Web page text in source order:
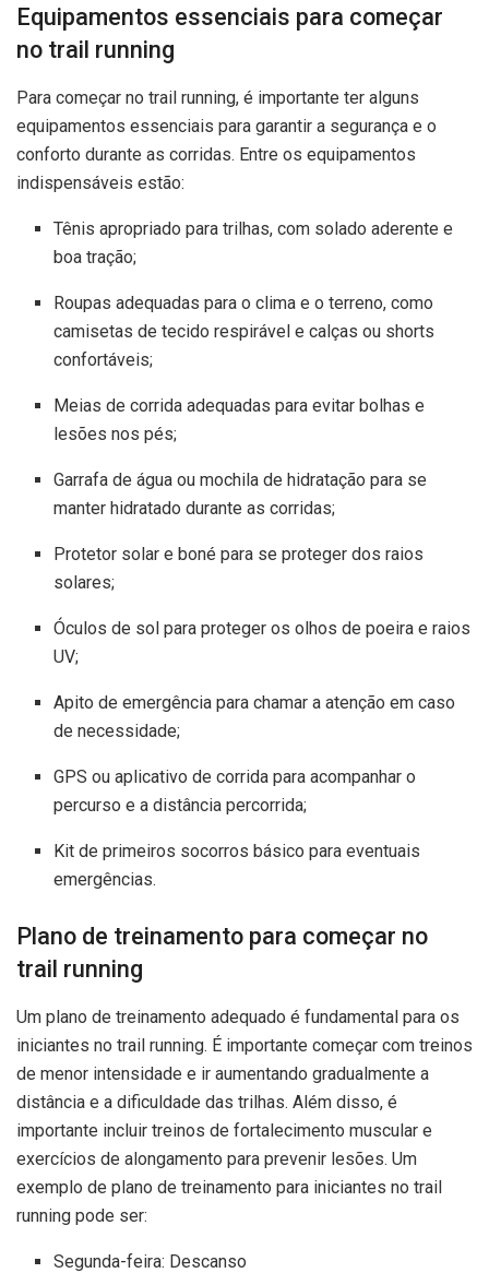
Equipamentos essenciais para começar
no trail running
Para começar no trail running, é importante ter alguns
equipamentos essenciais para garantir a segurança e o
conforto durante as corridas. Entre os equipamentos
indispensáveis estão:
Tênis apropriado para trilhas, com solado aderente e
boa tração;
Roupas adequadas para o clima e o terreno, como
camisetas de tecido respirável e calças ou shorts
confortáveis;
Meias de corrida adequadas para evitar bolhas e
lesões nos pés;
Garrafa de água ou mochila de hidratação para se
manter hidratado durante as corridas;
Protetor solar e boné para se proteger dos raios
solares;
Óculos de sol para proteger os olhos de poeira e raios
UV;
Apito de emergência para chamar a atenção em caso
de necessidade;
GPS ou aplicativo de corrida para acompanhar o
percurso e a distância percorrida;
Kit de primeiros socorros básico para eventuais
emergências.
Plano de treinamento para começar no
trail running
Um plano de treinamento adequado é fundamental para os
iniciantes no trail running. É importante começar com treinos
de menor intensidade e ir aumentando gradualmente a
distância e a dificuldade das trilhas. Além disso, é
importante incluir treinos de fortalecimento muscular e
exercícios de alongamento para prevenir lesões. Um
exemplo de plano de treinamento para iniciantes no trail
running pode ser:
Segunda-feira: Descanso